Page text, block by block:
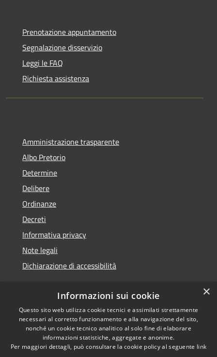
Prenotazione appuntamento
Segnalazione disservizio
Leggi le FAQ
Richiesta assistenza
Amministrazione trasparente
Albo Pretorio
Determine
Delibere
Ordinanze
Decreti
Informativa privacy
Note legali
Dichiarazione di accessibilità
RSS
Accessibilità
Cookie
Copyright © 2026 • Comune di
Molochio • Powered by
Municipium•Accesso
redazione
×
Informazioni sui cookie
Questo sito web utilizza cookie tecnici e assimilati strettamente
necessari al corretto funzionamento e alla navigazione del sito,
nonché un cookie tecnico analitico al solo fine di elaborare
informazioni statistiche, aggregate e anonime.
Per maggiori dettagli, può consultare la cookie policy al seguente link